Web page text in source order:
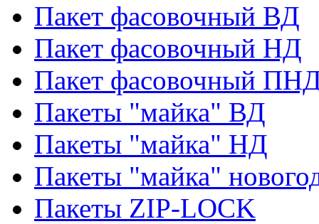
Пакет фасовочный ВД
Пакет фасовочный НД
Пакет фасовочный
Пакеты "майка" ВД
Пакеты "майка" НД
Пакеты "майка"
Пакеты ZIP-LOCK